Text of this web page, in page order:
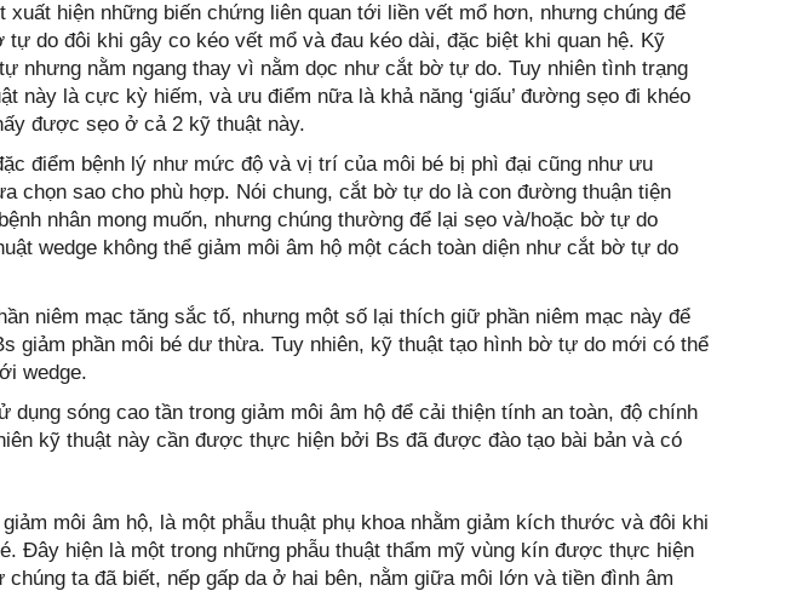
hiện những biến chứng liên quan tới liền vết mổ hơn, nhưng chúng để
do đôi khi gây co kéo vết mổ và đau kéo dài, đặc biệt khi quan hệ. Kỹ
nhưng nằm ngang thay vì nằm dọc như cắt bờ tự do. Tuy nhiên tình trạng
này là cực kỳ hiếm, và ưu điểm nữa là khả năng ‘giấu’ đường sẹo đi khéo
được sẹo ở cả 2 kỹ thuật này.
điểm bệnh lý như mức độ và vị trí của môi bé bị phì đại cũng như ưu
chọn sao cho phù hợp. Nói chung, cắt bờ tự do là con đường thuận tiện
nhân mong muốn, nhưng chúng thường để lại sẹo và/hoặc bờ tự do
wedge không thể giảm môi âm hộ một cách toàn diện như cắt bờ tự do
niêm mạc tăng sắc tố, nhưng một số lại thích giữ phần niêm mạc này để
giảm phần môi bé dư thừa. Tuy nhiên, kỹ thuật tạo hình bờ tự do mới có thể
wedge.
dụng sóng cao tần trong giảm môi âm hộ để cải thiện tính an toàn, độ chính
kỹ thuật này cần được thực hiện bởi Bs đã được đào tạo bài bản và có
môi âm hộ, là một phẫu thuật phụ khoa nhằm giảm kích thước và đôi khi
Đây hiện là một trong những phẫu thuật thẩm mỹ vùng kín được thực hiện
chúng ta đã biết, nếp gấp da ở hai bên, nằm giữa môi lớn và tiền đình âm